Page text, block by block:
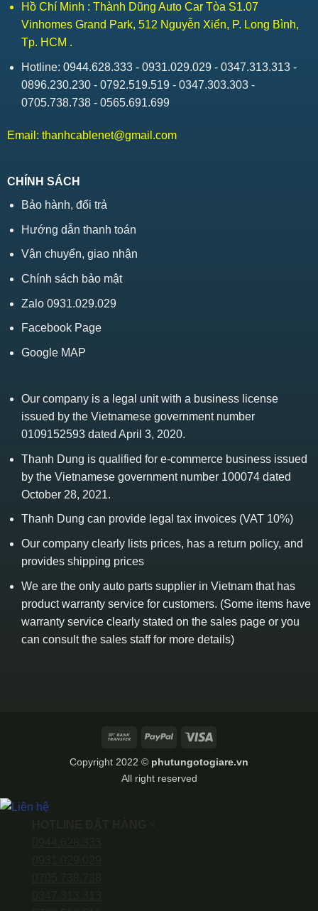
Hồ Chí Minh : Thành Dũng Auto Car Tòa S1.07
Vinhomes Grand Park, 512 Nguyễn Xiển, P. Long Bình,
Tp. HCM .
Hotline: 0944.628.333 - 0931.029.029 - 0347.313.313 -
0896.230.230 - 0792.519.519 - 0347.303.303 -
0705.738.738 - 0565.691.699
Email: thanhcablenet@gmail.com
CHÍNH SÁCH
Bảo hành, đổi trả
Hướng dẫn thanh toán
Vận chuyển, giao nhận
Chính sách bảo mật
Zalo 0931.029.029
Facebook Page
Google MAP
Our company is a legal unit with a business license
issued by the Vietnamese government number
0109152593 dated April 3, 2020.
Thanh Dung is qualified for e-commerce business issued
by the Vietnamese government number 100074 dated
October 28, 2021.
Thanh Dung can provide legal tax invoices (VAT 10%)
Our company clearly lists prices, has a return policy, and
provides shipping prices
We are the only auto parts supplier in Vietnam that has
product warranty service for customers. (Some items have
warranty service clearly stated on the sales page or you
can consult the sales staff for more details)
Bank
PayPal
Copyright 2022 © phutungotogiare.vn
All right reserved